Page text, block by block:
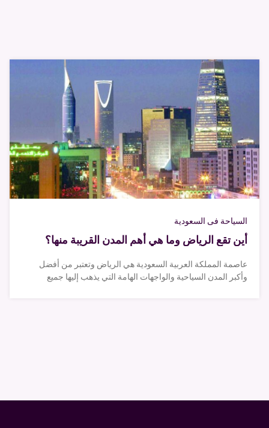
السياحة فى السعودية
أين تقع الرياض وما هي أهم المدن القريبة منها؟
عاصمة المملكة العربية السعودية هي الرياض وتعتبر من أفضل
وأكبر المدن السياحية والواجهات الهامة التي يذهب إليها جميع